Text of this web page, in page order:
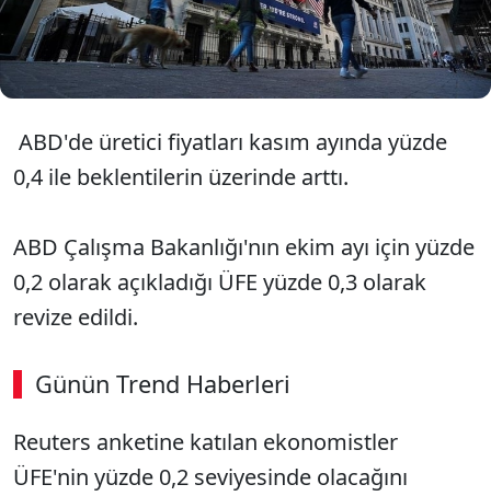
ABD'de üretici fiyatları kasım ayında yüzde
0,4 ile beklentilerin üzerinde arttı.
ABD Çalışma Bakanlığı'nın ekim ayı için yüzde
0,2 olarak açıkladığı ÜFE yüzde 0,3 olarak
revize edildi.
Günün Trend Haberleri
Reuters anketine katılan ekonomistler
ÜFE'nin yüzde 0,2 seviyesinde olacağını